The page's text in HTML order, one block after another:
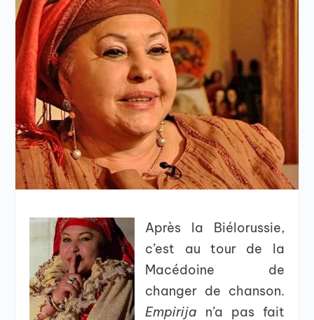
Après la Biélorussie,
c’est au tour de la
Macédoine de
changer de chanson.
Empirija n’a pas fait